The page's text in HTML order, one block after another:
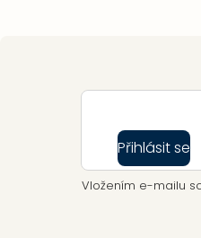
Přihlásit se
Vložením e-mailu